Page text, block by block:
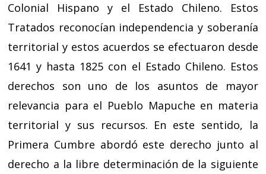
Colonial Hispano y el Estado Chileno. Estos
Tratados reconocían independencia y soberanía
territorial y estos acuerdos se efectuaron desde
1641 y hasta 1825 con el Estado Chileno. Estos
derechos son uno de los asuntos de mayor
relevancia para el Pueblo Mapuche en materia
territorial y sus recursos. En este sentido, la
Primera Cumbre abordó este derecho junto al
derecho a la libre determinación de la siguiente